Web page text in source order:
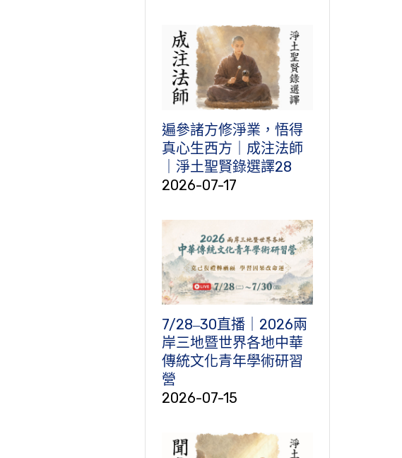
遍參諸方修淨業，悟得
真心生西方｜成注法師
｜淨土聖賢錄選譯28
2026-07-17
7/28‒30直播｜2026兩
岸三地暨世界各地中華
傳統文化青年學術研習
營
2026-07-15